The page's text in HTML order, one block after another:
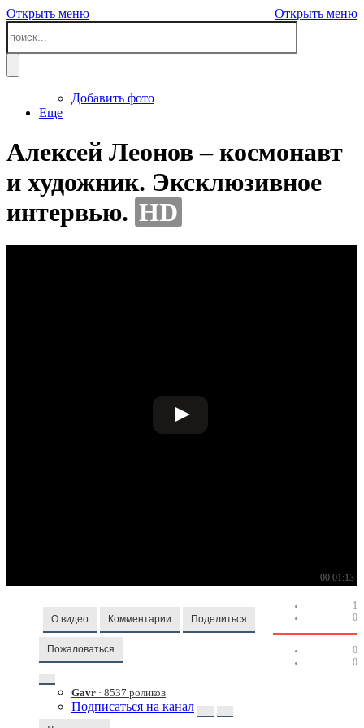
Открыть меню Открыть меню
Добавить фото
Еще
Алексей Леонов – космонавт
и художник. Эксклюзивное
интервью. HD
00:01:13
О видео Комментарии Поделиться
Пожаловаться
Gavr · 8537 роликов
Подписаться на канал
1
0
0
0